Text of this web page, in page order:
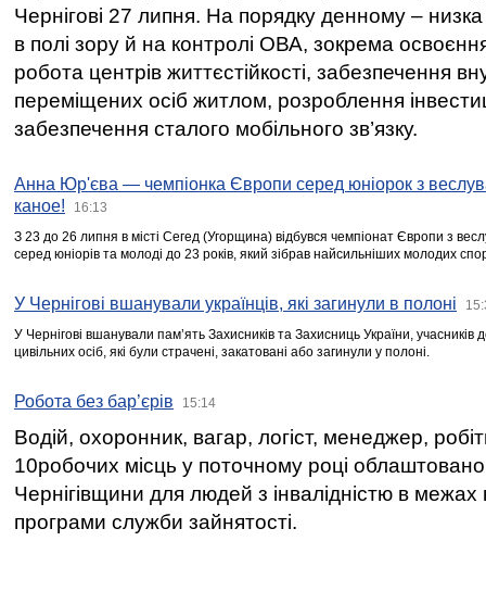
Чернігові 27 липня. На порядку денному –
в полі зору й на контролі ОВА, зокрема освоєння
робота центрів життєстійкості, забезпечення
переміщених осіб житлом, розроблення
забезпечення сталого мобільного зв’язку.
Анна Юр'єва — чемпіонка Європи серед юніорок з
каное!
16:13
З 23 до 26 липня в місті Сегед (Угорщина) відбувся чемпіонат Європи з
серед юніорів та молоді до 23 років, який зібрав найсильніших молодих
У Чернігові вшанували українців, які загинули в полоні
У Чернігові вшанували пам’ять Захисників та Захисниць України,
цивільних осіб, які були страчені, закатовані або загинули у полоні.
Робота без бар’єрів 15:14
Водій, охоронник, вагар, логіст, менеджер,
10робочих місць у поточному році
Чернігівщини для людей з інвалідністю в межах
програми служби зайнятості.